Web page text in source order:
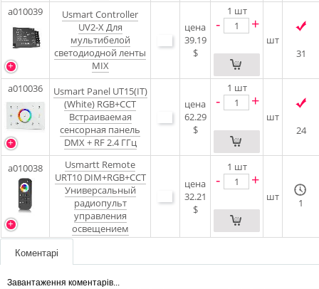
a010039
Usmart Controller
UV2-X Для
мультибелой
светодиодной ленты
MIX
цена
39.19
$
1 шт
- +
шт
31
a010036
Usmart Panel UT15(IT)
(White) RGB+CCT
Встраиваемая
сенсорная панель
DMX + RF 2.4 ГГц
цена
62.29
$
1 шт
- +
шт
24
a010038
Usmartt Remote
URT10 DIM+RGB+CCT
Универсальный
радиопульт
управления
освещением
цена
32.21
$
1 шт
- +
шт 1
Коментарі
Завантаження коментарів...